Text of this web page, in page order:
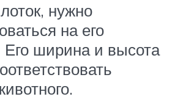
нужно
на его
Его ширина и высота